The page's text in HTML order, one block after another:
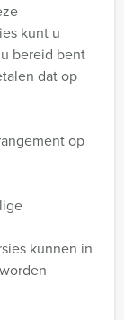
kunt u
bereid bent
dat op
op
kunnen in